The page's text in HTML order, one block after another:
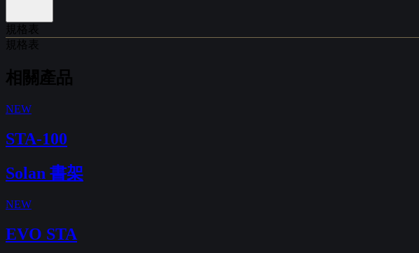
規格表
規格表
相關產品
NEW
STA-100
Solan 書架
NEW
EVO STA